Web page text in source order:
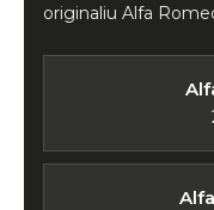
originaliu Alfa